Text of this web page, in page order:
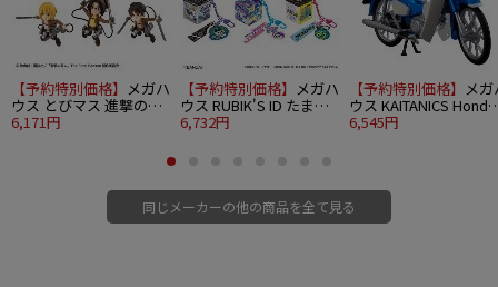
【予約特別価格】 メガハ
ウス とびマス 進撃の巨
人 6個入り1BOX
6,171円
【予約特別価格】 メガハ
ウス RUBIK'S ID たまご
っち 6個入り1BOX
6,732円
【予約特別価格】 メ
ウス KAITANICS Honda
スーパーカブ110 グリ
6,545円
同じメーカーの他の商品を全て見る